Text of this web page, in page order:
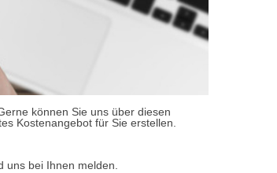
können Sie uns über diesen
Kostenangebot für Sie erstellen.
bei Ihnen melden.